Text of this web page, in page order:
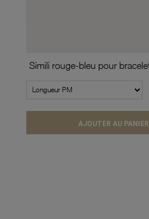
AJOUTER AU PANIER